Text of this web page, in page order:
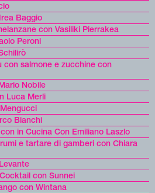
Baggio
con Vasiliki Pierrakea
Peroni
con salmone e zucchine con
Nobile
Luca Merli
Bianchi
in Cucina Con Emiliano Laszlo
e tartare di gamberi con Chiara
con Sunnei
con Wintana